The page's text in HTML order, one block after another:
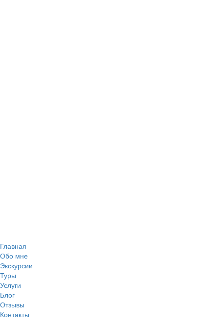
Главная
Обо мне
Экскурсии
Туры
Услуги
Блог
Отзывы
Контакты